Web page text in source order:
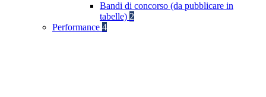
Bandi di concorso (da pubblicare in
tabelle) 2
Performance 4